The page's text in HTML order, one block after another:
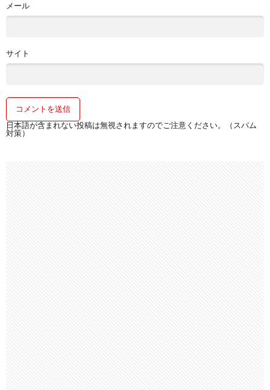
メール
サイト
日本語が含まれない投稿は無視されますのでご注意ください。（スパム
対策）